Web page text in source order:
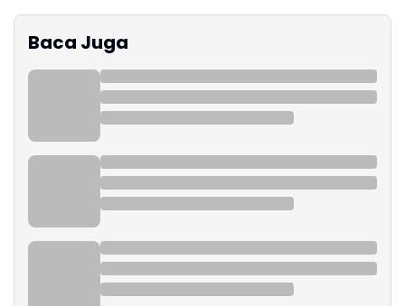
Baca Juga